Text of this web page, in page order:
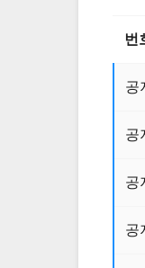
번
공
공
공
공